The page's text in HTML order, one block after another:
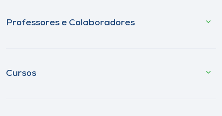
Professores e Colaboradores
Cursos